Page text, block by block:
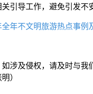
引导工作，避免引发不
全年不文明旅游热点事
如涉及侵权，请及时与
）